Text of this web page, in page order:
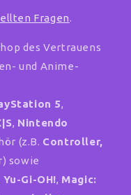
Fragen.
des Vertrauens
und Anime-
5,
, Nintendo
(z.B. Controller,
sowie
Yu-Gi-OH!, Magic: